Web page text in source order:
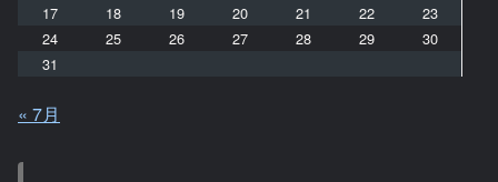
17
18 19 20 21 22
23
24
25 26 27 28 29
30
31
« 7月